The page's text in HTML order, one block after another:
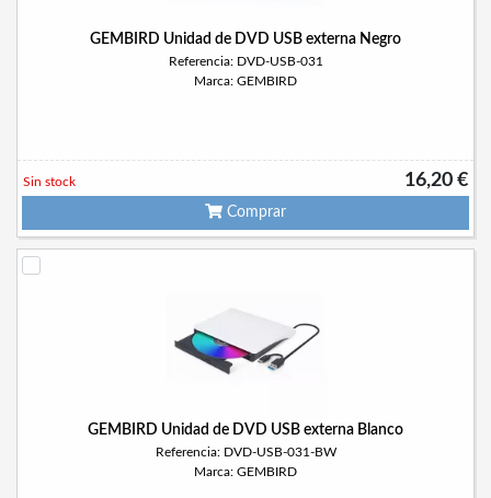
GEMBIRD Unidad de DVD USB externa Negro
Referencia: DVD-USB-031
Marca: GEMBIRD
16,20 €
Sin stock
Comprar
GEMBIRD Unidad de DVD USB externa Blanco
Referencia: DVD-USB-031-BW
Marca: GEMBIRD